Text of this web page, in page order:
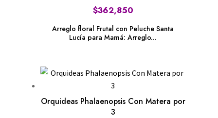
$362,850
Arreglo floral Frutal con Peluche Santa
Lucía para Mamá: Arreglo...
Orquideas Phalaenopsis Con Matera por
3